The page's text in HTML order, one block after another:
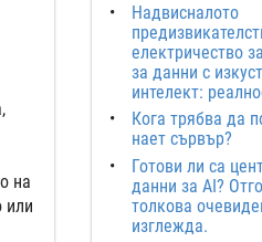
на
или
Надвисналото
електричество
за данни с
интелект:
Кога трябва да
нает сървър?
Готови ли са
данни за AI?
толкова
изглежда.